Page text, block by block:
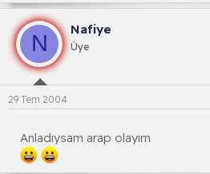
N
Nafiye
Üye
29 Tem 2004
Anladıysam arap olayım